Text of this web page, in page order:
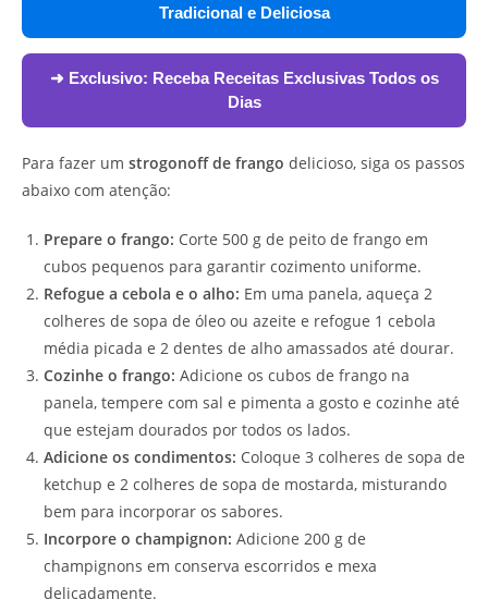
Tradicional e Deliciosa
➜ Exclusivo: Receba Receitas Exclusivas Todos os
Dias
Para fazer um strogonoff de frango delicioso, siga os passos
abaixo com atenção:
Prepare o frango: Corte 500 g de peito de frango em
cubos pequenos para garantir cozimento uniforme.
Refogue a cebola e o alho: Em uma panela, aqueça 2
colheres de sopa de óleo ou azeite e refogue 1 cebola
média picada e 2 dentes de alho amassados até dourar.
Cozinhe o frango: Adicione os cubos de frango na
panela, tempere com sal e pimenta a gosto e cozinhe até
que estejam dourados por todos os lados.
Adicione os condimentos: Coloque 3 colheres de sopa de
ketchup e 2 colheres de sopa de mostarda, misturando
bem para incorporar os sabores.
Incorpore o champignon: Adicione 200 g de
champignons em conserva escorridos e mexa
delicadamente.